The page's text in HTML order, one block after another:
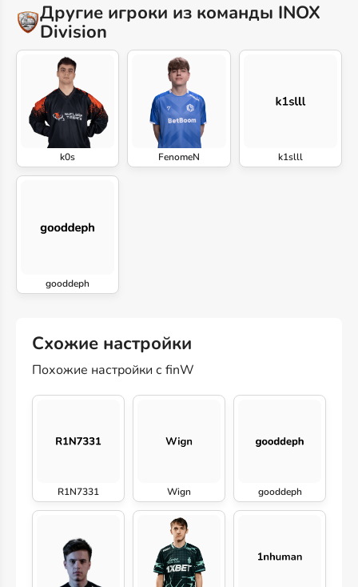
Другие игроки из команды INOX
Division
k0s FenomeN k1slll
gooddeph
Схожие настройки
Похожие настройки с finW
R1N7331 Wign gooddeph